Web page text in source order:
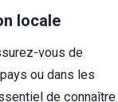
locale
vous de
ou dans les
de connaître